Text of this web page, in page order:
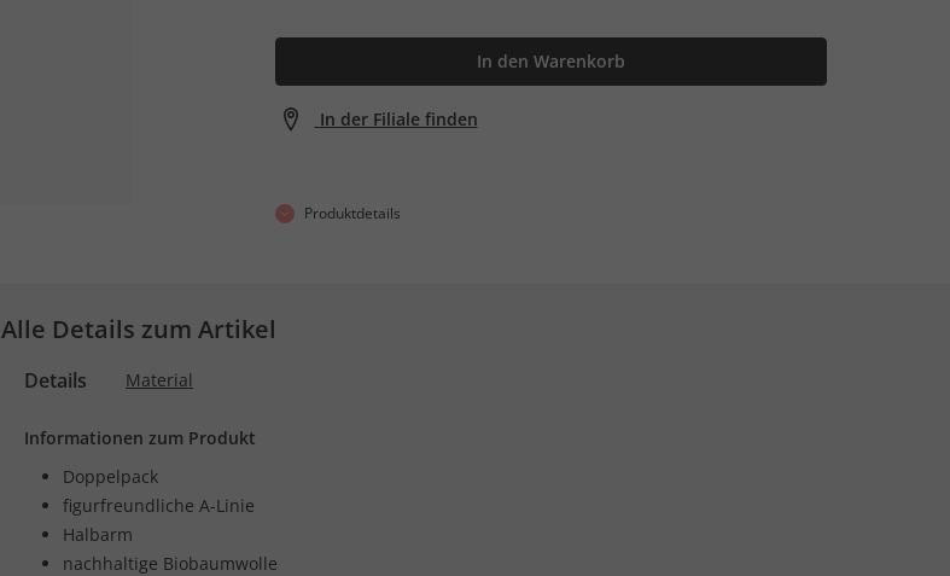
In den Warenkorb
In der Filiale finden
Produktdetails
Alle Details zum Artikel
Details Material
Informationen zum Produkt
Doppelpack
figurfreundliche A-Linie
Halbarm
nachhaltige Biobaumwolle